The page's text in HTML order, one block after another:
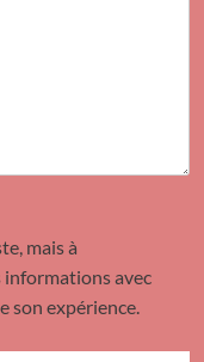
mais à
avec
son expérience.